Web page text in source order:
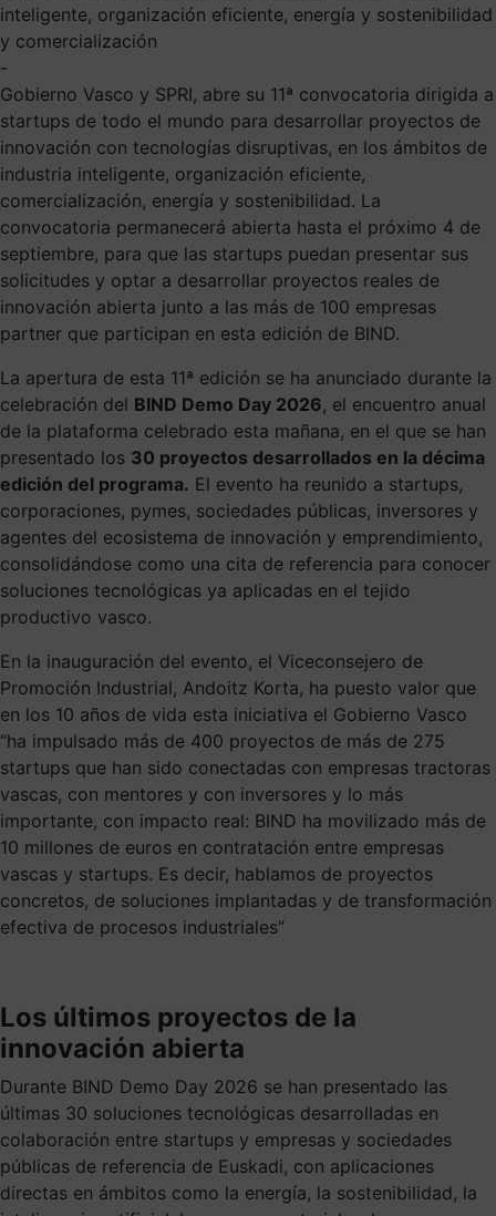
inteligente, organización eficiente, energía y sostenibilidad
y comercialización
-
Gobierno Vasco y SPRI, abre su 11ª convocatoria dirigida a
startups de todo el mundo para desarrollar proyectos de
innovación con tecnologías disruptivas, en los ámbitos de
industria inteligente, organización eficiente,
comercialización, energía y sostenibilidad. La
convocatoria permanecerá abierta hasta el próximo 4 de
septiembre, para que las startups puedan presentar sus
solicitudes y optar a desarrollar proyectos reales de
innovación abierta junto a las más de 100 empresas
partner que participan en esta edición de BIND.
La apertura de esta 11ª edición se ha anunciado durante la
celebración del BIND Demo Day 2026, el encuentro anual
de la plataforma celebrado esta mañana, en el que se han
presentado los 30 proyectos desarrollados en la décima
edición del programa. El evento ha reunido a startups,
corporaciones, pymes, sociedades públicas, inversores y
agentes del ecosistema de innovación y emprendimiento,
consolidándose como una cita de referencia para conocer
soluciones tecnológicas ya aplicadas en el tejido
productivo vasco.
En la inauguración del evento, el Viceconsejero de
Promoción Industrial, Andoitz Korta, ha puesto valor que
en los 10 años de vida esta iniciativa el Gobierno Vasco
“ha impulsado más de 400 proyectos de más de 275
startups que han sido conectadas con empresas tractoras
vascas, con mentores y con inversores y lo más
importante, con impacto real: BIND ha movilizado más de
10 millones de euros en contratación entre empresas
vascas y startups. Es decir, hablamos de proyectos
concretos, de soluciones implantadas y de transformación
efectiva de procesos industriales”
Los últimos proyectos de la
innovación abierta
Durante BIND Demo Day 2026 se han presentado las
últimas 30 soluciones tecnológicas desarrolladas en
colaboración entre startups y empresas y sociedades
públicas de referencia de Euskadi, con aplicaciones
directas en ámbitos como la energía, la sostenibilidad, la